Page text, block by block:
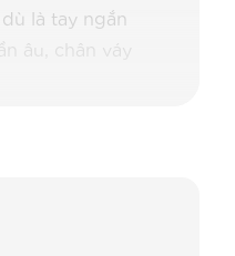
là tay ngắn
âu, chân váy
mạnh. Phơi